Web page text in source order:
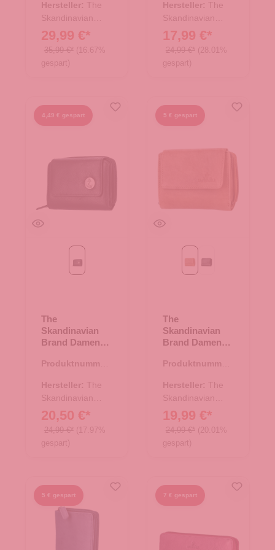
Hersteller: The
Skandinavian
Brand
29,99 €*
35,99 €* (16.67%
gespart)
Hersteller: The
Skandinavian
Brand
17,99 €*
24,99 €* (28.01%
gespart)
4,49 € gespart
schwarz
The
Skandinavian
Brand Damen
Geldbörse
schwarz
Produktnummer:
Hersteller: The
Skandinavian
Brand
20,50 €*
24,99 €* (17.97%
gespart)
5 € gespart
Cognacschwarz
The
Skandinavian
Brand Damen
Cognac
Produktnummer:
Hersteller: The
Skandinavian
Brand
19,99 €*
24,99 €* (20.01%
gespart)
5 € gespart 7 € gespart